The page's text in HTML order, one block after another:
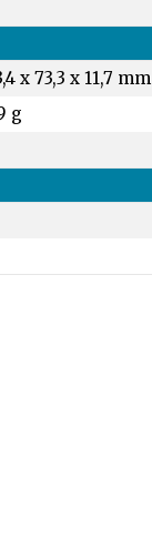
x 73,3 x 11,7 mm
g